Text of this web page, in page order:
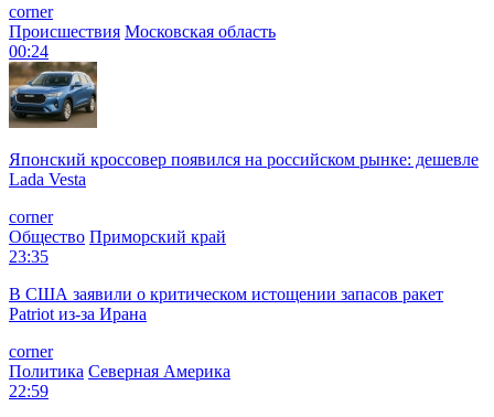
corner
Происшествия Московская область
00:24
Японский кроссовер появился на российском рынке: дешевле
Lada Vesta
corner
Общество Приморский край
23:35
В США заявили о критическом истощении запасов ракет
Patriot из-за Ирана
corner
Политика Северная Америка
22:59